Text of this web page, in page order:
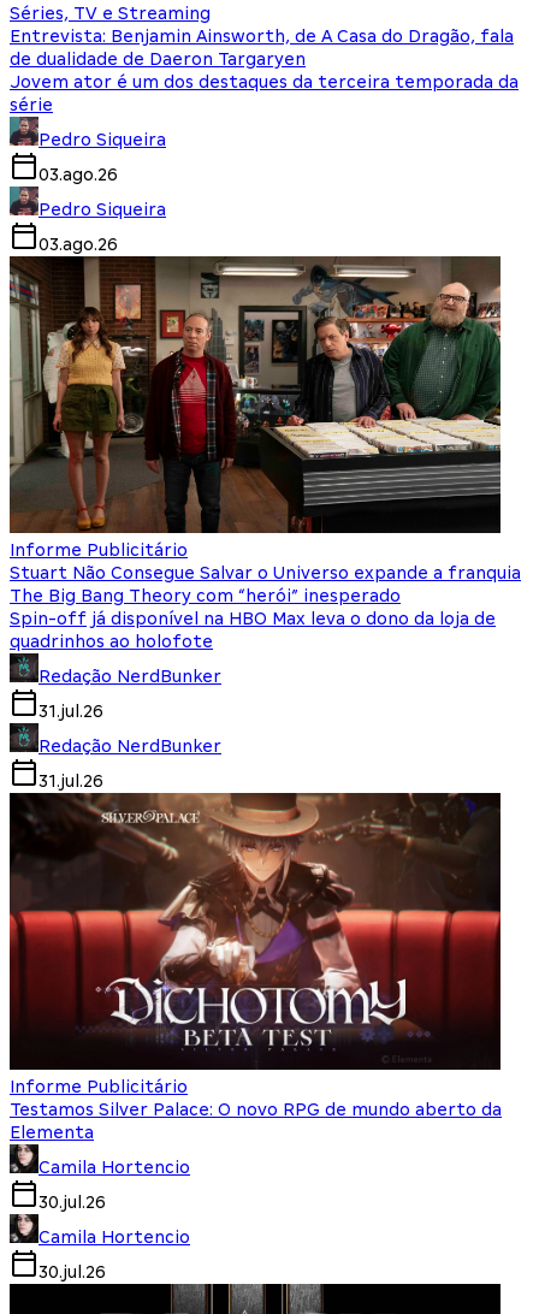
Séries, TV e Streaming
Entrevista: Benjamin Ainsworth, de A Casa do Dragão, fala
de dualidade de Daeron Targaryen
Jovem ator é um dos destaques da terceira temporada da
série
Pedro Siqueira
03.ago.26
Pedro Siqueira
03.ago.26
Informe Publicitário
Stuart Não Consegue Salvar o Universo expande a franquia
The Big Bang Theory com “herói” inesperado
Spin-off já disponível na HBO Max leva o dono da loja de
quadrinhos ao holofote
Redação NerdBunker
31.jul.26
Redação NerdBunker
31.jul.26
Informe Publicitário
Testamos Silver Palace: O novo RPG de mundo aberto da
Elementa
Camila Hortencio
30.jul.26
Camila Hortencio
30.jul.26